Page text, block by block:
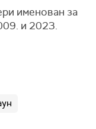
именован за
и 2023.